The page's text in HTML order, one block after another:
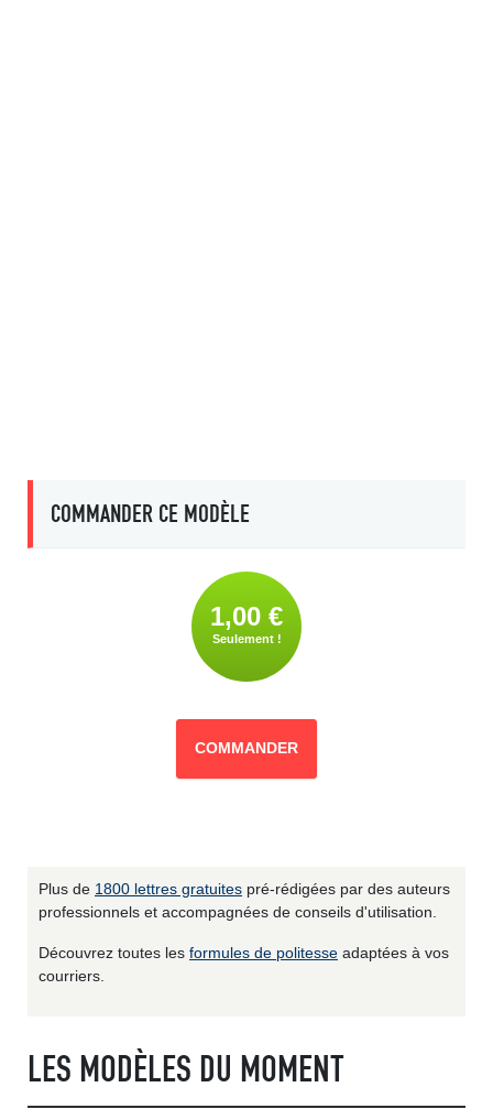
COMMANDER CE MODÈLE
1,00 €
Seulement !
COMMANDER
Plus de 1800 lettres gratuites pré-rédigées par des auteurs
professionnels et accompagnées de conseils d'utilisation.
Découvrez toutes les formules de politesse adaptées à vos
courriers.
LES MODÈLES DU MOMENT